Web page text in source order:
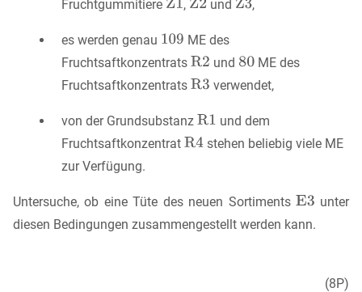
Fruchtgummitiere
, und ,
es werden genau
ME des
Fruchtsaftkonzentrats
und
ME des
Fruchtsaftkonzentrats
verwendet,
von der Grundsubstanz
und dem
Fruchtsaftkonzentrat
stehen beliebig viele ME
zur Verfügung.
Untersuche, ob eine Tüte des neuen Sortiments
unter
diesen Bedingungen zusammengestellt werden kann.
(8P)